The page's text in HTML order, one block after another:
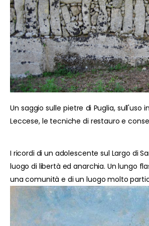
Un saggio sulle pietre di Puglia, sull'uso
Leccese, le tecniche di restauro e
I ricordi di un adolescente sul Largo di
luogo di libertà ed anarchia. Un lungo
una comunità e di un luogo molto